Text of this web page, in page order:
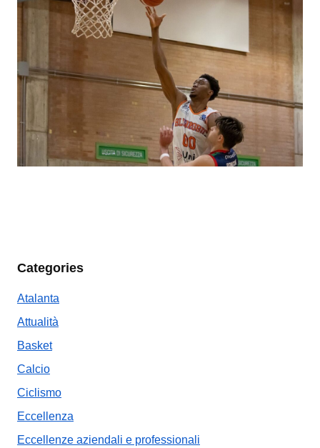
Categories
Atalanta
Attualità
Basket
Calcio
Ciclismo
Eccellenza
Eccellenze aziendali e professionali